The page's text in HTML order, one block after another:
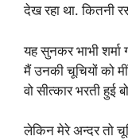
देख रहा था. कितनी
यह सुनकर भाभी शर्मा
मैं उनकी चूचियों को
वो सीत्कार भरती हुई
लेकिन मेरे अन्दर तो